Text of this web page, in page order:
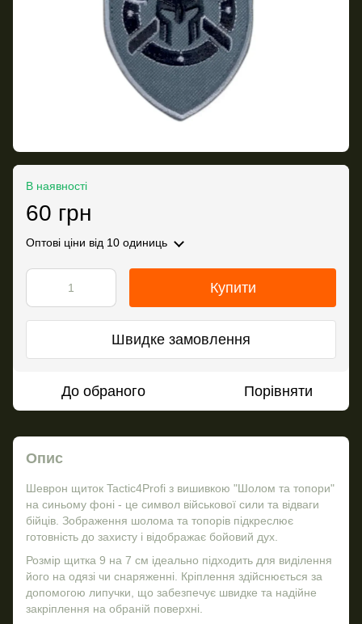
В наявності
60 грн
Оптові ціни від 10 одиниць
Купити
Швидке замовлення
До обраного Порівняти
Опис
Шеврон щиток Tactic4Profi з вишивкою "Шолом та топори"
на синьому фоні - це символ військової сили та відваги
бійців. Зображення шолома та топорів підкреслює
готовність до захисту і відображає бойовий дух.
Розмір щитка 9 на 7 см ідеально підходить для виділення
його на одязі чи снаряженні. Кріплення здійснюється за
допомогою липучки, що забезпечує швидке та надійне
закріплення на обраній поверхні.